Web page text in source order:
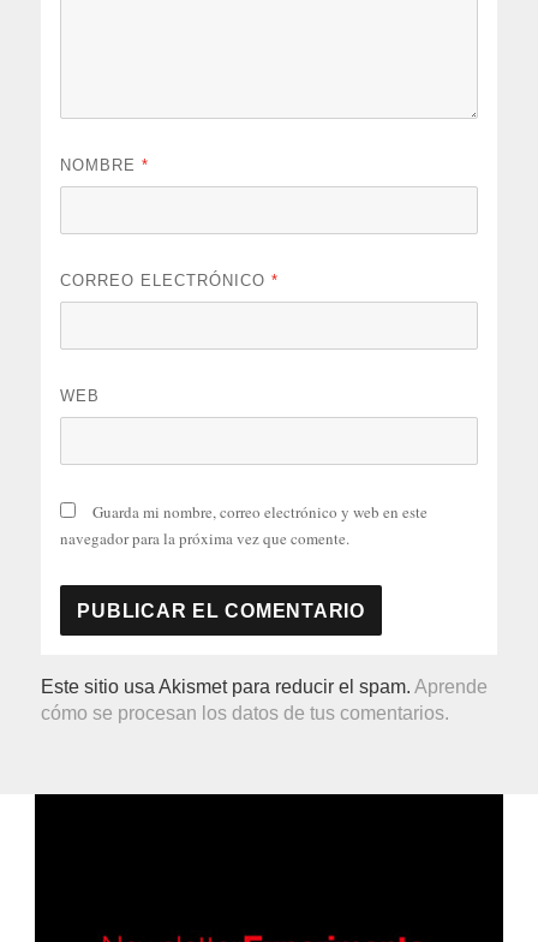
NOMBRE*
CORREO ELECTRÓNICO*
WEB
Guarda mi nombre, correo electrónico y web en este
navegador para la próxima vez que comente.
Este sitio usa Akismet para reducir el spam.Aprende
cómo se procesan los datos de tus comentarios.